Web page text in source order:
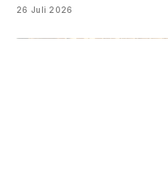
26 Juli 2026